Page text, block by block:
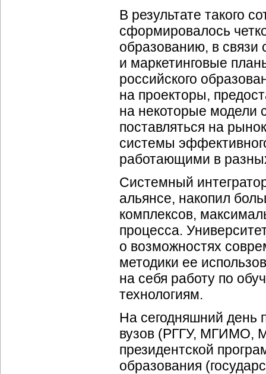
В результате такого
сформировалось
образованию, в связи
и маркетинговые
российского
на проекторы,
на некоторые модели
поставляться на
системы
работающими в
Системный
альянсе, накопил
комплексов,
процесса.
о возможностях
методики ее
на себя работу по
технологиям.
На сегодняшний день
вузов (РГГУ, МГИМО,
президентской
образования